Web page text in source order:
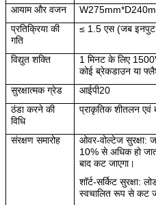
आयाम और वजन
प्रतिक्रिया की
गति
≤ 1.5 एस (जब इनपुट
विद्युत शक्ति
1 मिनट के लिए
कोई ब्रेकडाउन या
सुरक्षात्मक ग्रेड
आईपी20
ठंडा करने की
विधि
प्राकृतिक शीतलन एवं
संरक्षण समारोह
ओवर-वोल्टेज
10% से अधिक हो
बाद कट जाएगा।
शॉर्ट-सर्किट सुरक्षा:
स्वचालित रूप से कट